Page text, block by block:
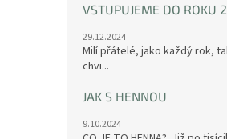
VSTUPUJEME DO ROKU
29.12.2024
Milí přátelé, jako každý rok,
chvi...
JAK S HENNOU
9.10.2024